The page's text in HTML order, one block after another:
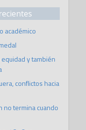
académico
y también
conflictos hacia
no termina cuando